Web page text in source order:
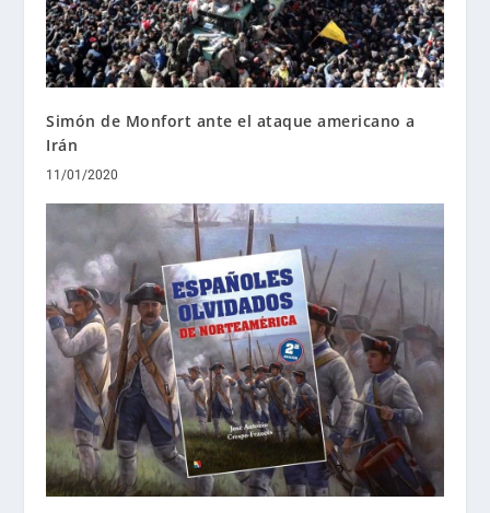
Simón de Monfort ante el ataque americano a
Irán
11/01/2020